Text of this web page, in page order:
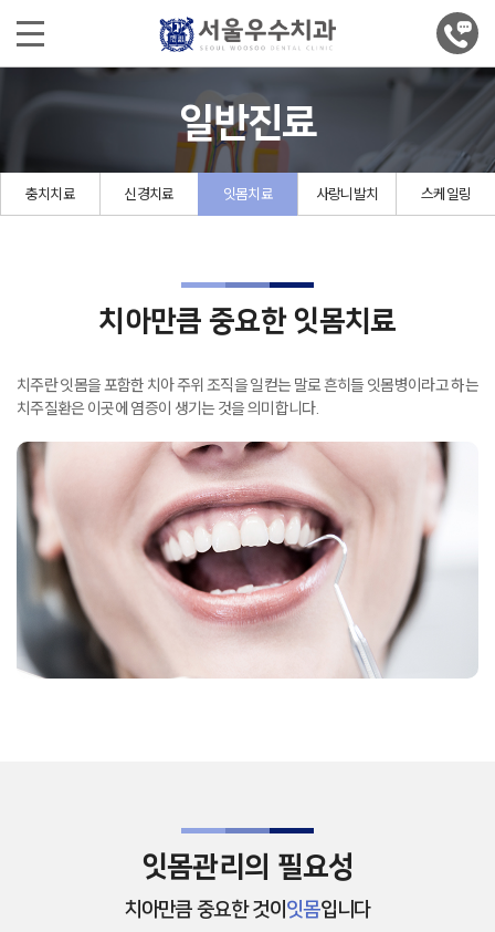
일반진료
충치치료 신경치료 잇몸치료 사랑니발치 스케일링
치아만큼 중요한 잇몸치료
치주란 잇몸을 포함한 치아 주위 조직을 일컫는 말로흔히들 잇몸병이라고 하는
치주질환은 이곳에 염증이 생기는 것을 의미합니다.
잇몸관리의 필요성
치아만큼 중요한 것이 잇몸입니다